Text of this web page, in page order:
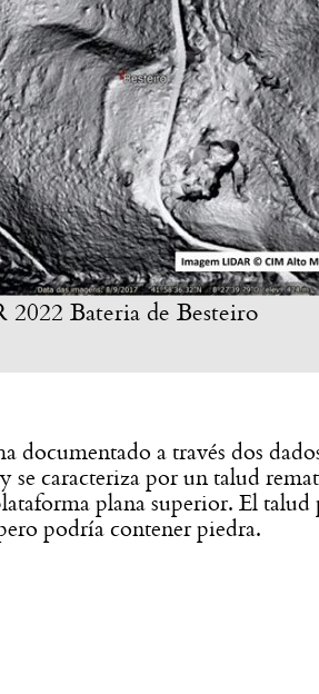
Bateria de Besteiro
documentado a través dos
caracteriza por un talud
plana superior. El talud
podría contener piedra.